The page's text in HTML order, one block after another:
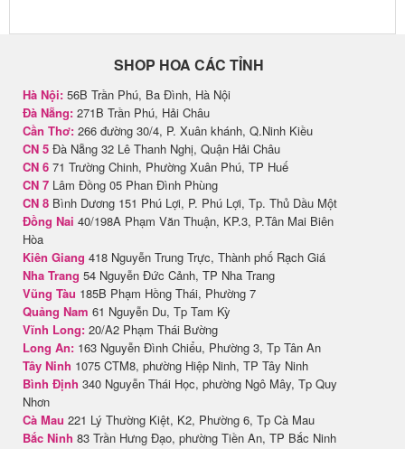
SHOP HOA CÁC TỈNH
Hà Nội: 56B Trần Phú, Ba Đình, Hà Nội
Đà Nẵng: 271B Trần Phú, Hải Châu
Cần Thơ: 266 đường 30/4, P. Xuân khánh, Q.Ninh Kiều
CN 5 Đà Nẵng 32 Lê Thanh Nghị, Quận Hải Châu
CN 6 71 Trường Chinh, Phường Xuân Phú, TP Huế
CN 7 Lâm Đồng 05 Phan Đình Phùng
CN 8 Bình Dương 151 Phú Lợi, P. Phú Lợi, Tp. Thủ Dầu Một
Đồng Nai 40/198A Phạm Văn Thuận, KP.3, P.Tân Mai Biên
Hòa
Kiên Giang 418 Nguyễn Trung Trực, Thành phố Rạch Giá
Nha Trang 54 Nguyễn Đức Cảnh, TP Nha Trang
Vũng Tàu 185B Phạm Hồng Thái, Phường 7
Quảng Nam 61 Nguyễn Du, Tp Tam Kỳ
Vĩnh Long: 20/A2 Phạm Thái Bường
Long An: 163 Nguyễn Đình Chiểu, Phường 3, Tp Tân An
Tây Ninh 1075 CTM8, phường Hiệp Ninh, TP Tây Ninh
Bình Định 340 Nguyễn Thái Học, phường Ngô Mây, Tp Quy
Nhơn
Cà Mau 221 Lý Thường Kiệt, K2, Phường 6, Tp Cà Mau
Bắc Ninh 83 Trần Hưng Đạo, phường Tiền An, TP Bắc Ninh